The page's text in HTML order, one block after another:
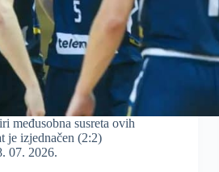
međusobna susreta ovih
je izjednačen (2:2)
07. 2026.